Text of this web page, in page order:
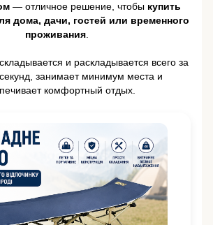
— отличное решение, чтобы купить
дома, дачи, гостей или временного
проживания.
и раскладывается всего за
занимает минимум места и
комфортный отдых.